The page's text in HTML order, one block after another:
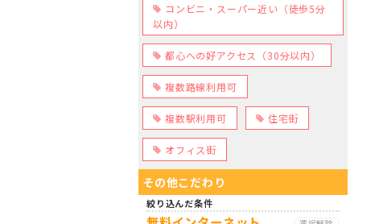
コンビニ・スーパー近い（徒歩5分
以内）
都心への好アクセス（30分以内）
複数路線利用可
複数駅利用可 住宅街
オフィス街
その他こだわり
絞り込んだ条件